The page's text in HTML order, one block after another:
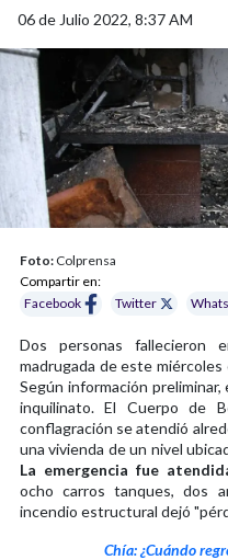
06 de Julio 2022, 8:37 AM
Foto: Colprensa
Compartir en:
Facebook
Twitter
Dos personas fallecieron
madrugada de este miércoles
Según información
inquilinato. El Cuerpo de
conflagración se atendió
una vivienda de un nivel
La emergencia fue
ocho carros tanques, dos
incendio estructural dejó
Chía: ¿Cuándo